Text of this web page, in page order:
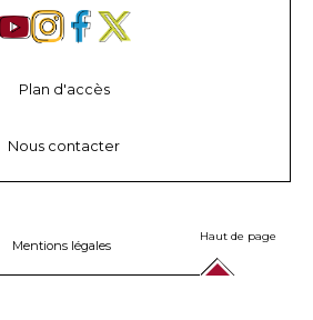
Plan d'accès
Nous contacter
Mentions légales
Haut de page